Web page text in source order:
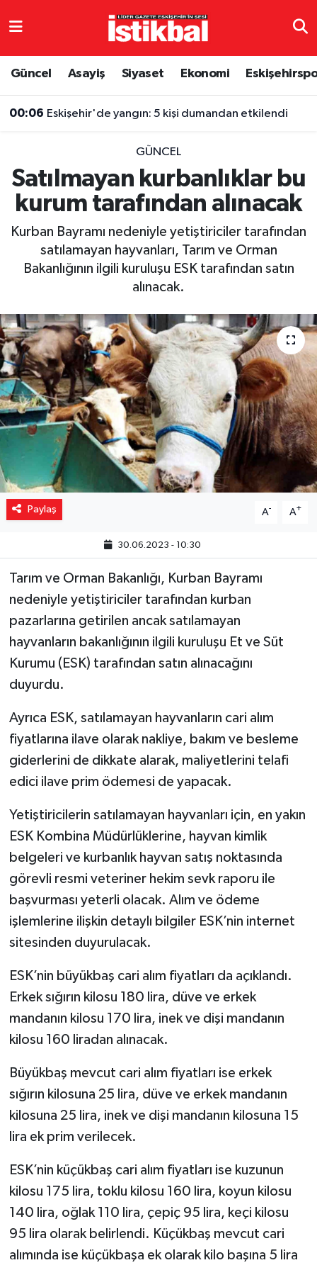
Güncel Asayiş Siyaset Ekonomi
00:06 Eskişehir'de yangın: 5 kişi dumandan etkilendi
GÜNCEL
Satılmayan kurbanlıklar bu
kurum tarafından alınacak
Kurban Bayramı nedeniyle yetiştiriciler tarafından
satılamayan hayvanları, Tarım ve Orman
Bakanlığının ilgili kuruluşu ESK tarafından satın
alınacak.
Paylaş A- A+
30.06.2023 - 10:30
Tarım ve Orman Bakanlığı, Kurban Bayramı
nedeniyle yetiştiriciler tarafından kurban
pazarlarına getirilen ancak satılamayan
hayvanların bakanlığının ilgili kuruluşu Et ve Süt
Kurumu (ESK) tarafından satın alınacağını
duyurdu.
Ayrıca ESK, satılamayan hayvanların cari alım
fiyatlarına ilave olarak nakliye, bakım ve besleme
giderlerini de dikkate alarak, maliyetlerini telafi
edici ilave prim ödemesi de yapacak.
Yetiştiricilerin satılamayan hayvanları için, en yakın
ESK Kombina Müdürlüklerine, hayvan kimlik
belgeleri ve kurbanlık hayvan satış noktasında
görevli resmi veteriner hekim sevk raporu ile
başvurması yeterli olacak. Alım ve ödeme
işlemlerine ilişkin detaylı bilgiler ESK’nin internet
sitesinden duyurulacak.
ESK’nin büyükbaş cari alım fiyatları da açıklandı.
Erkek sığırın kilosu 180 lira, düve ve erkek
mandanın kilosu 170 lira, inek ve dişi mandanın
kilosu 160 liradan alınacak.
Büyükbaş mevcut cari alım fiyatları ise erkek
sığırın kilosuna 25 lira, düve ve erkek mandanın
kilosuna 25 lira, inek ve dişi mandanın kilosuna 15
lira ek prim verilecek.
ESK’nin küçükbaş cari alım fiyatları ise kuzunun
kilosu 175 lira, toklu kilosu 160 lira, koyun kilosu
140 lira, oğlak 110 lira, çepiç 95 lira, keçi kilosu
95 lira olarak belirlendi. Küçükbaş mevcut cari
alımında ise küçükbaşa ek olarak kilo başına 5 lira
Eskişehirspor
Spor
Eğitim
Ekonomi
Yaşam
Resmi ilanlar
Eskişehir Nöbetçi Eczaneler
TFF 3.Lig 4.Grup Puan Durumu ve Fikstür
Tüm Manşetler
Son Dakika Haberleri